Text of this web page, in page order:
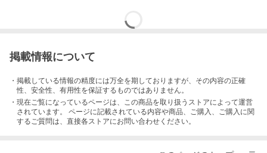
掲載情報について
・掲載している情報の精度には万全を期しておりますが、その内容の正確
性、安全性、有用性を保証するものではありません。
・現在ご覧になっているページは、この商品を取り扱うストアによって運営
されています。 ページに記載されている内容や商品、ご購入 、ご購入に関
するご質問は、直接各ストアにお問い合わせください。